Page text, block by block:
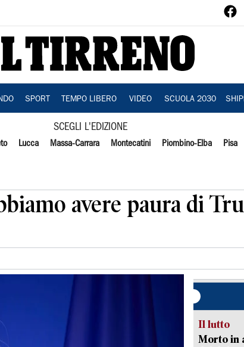
SPORT TEMPO LIBERO VIDEO SCUOLA 2030
SCEGLI L'EDIZIONE
Lucca Massa-Carrara Montecatini Piombino-Elba Pisa
avere paura di
Il lutto
Morto in